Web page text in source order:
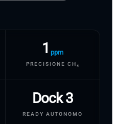
1 ppm
PRECISIONE CH₄
Dock 3
READY AUTONOMO